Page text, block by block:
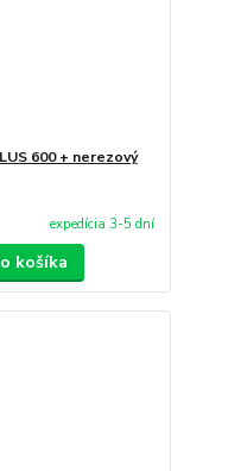
600 + nerezový
expedícia 3-5 dní
košíka